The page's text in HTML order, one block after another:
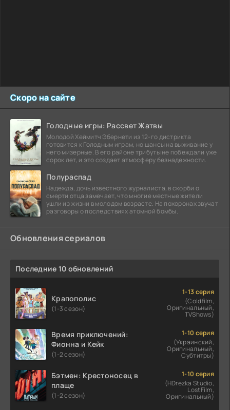
Скоро на сайте
Голодные игры: Рассвет Жатвы
Молодой Хеймитч Эбернети из 12-го дистрикта
готовится к Голодным играм, но шансы на выживание у
него мизерные. В его районе трибуты не побеждали уже
сорок лет, и это создает атмосферу безнадежности.
Полураспад
Надежда, дочь известного журналиста, в скорби о
смерти отца замечает, что многие местные жители
ушли из жизни в молодом возрасте. На похоронах звучат
разговоры о последствиях атомной бомбы.
Обновления сериалов
Последние 10 обновлений
Крапополис
(1-3 сезон)
1-13 серия
(Coldfilm,
Оригинальный,
TVShows)
Время приключений:
Фионна и Кейк
(1-2 сезон)
1-10 серия
(Украинский,
Оригинальный,
Субтитры)
Бэтмен: Крестоносец в
плаще
(1-2 сезон)
1-10 серия
(HDrezka Studio,
LostFilm,
Оригинальный)